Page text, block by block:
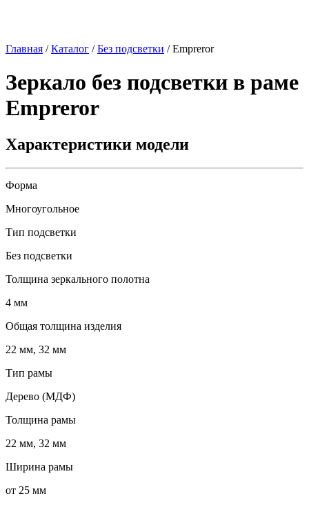
Главная /Каталог /Без подсветки /Empreror
Зеркало без подсветки в раме
Empreror
Характеристики модели
Форма
Многоугольное
Тип подсветки
Без подсветки
Толщина зеркального полотна
4 мм
Общая толщина изделия
22 мм, 32 мм
Тип рамы
Дерево (МДФ)
Толщина рамы
22 мм, 32 мм
Ширина рамы
от 25 мм